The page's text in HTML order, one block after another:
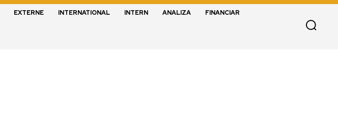
EXTERNE INTERNATIONAL INTERN ANALIZA FINANCIAR